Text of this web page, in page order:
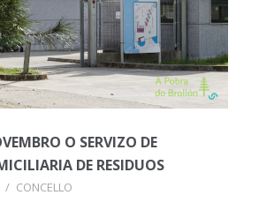
O SERVIZO DE
DE RESIDUOS
/ CONCELLO